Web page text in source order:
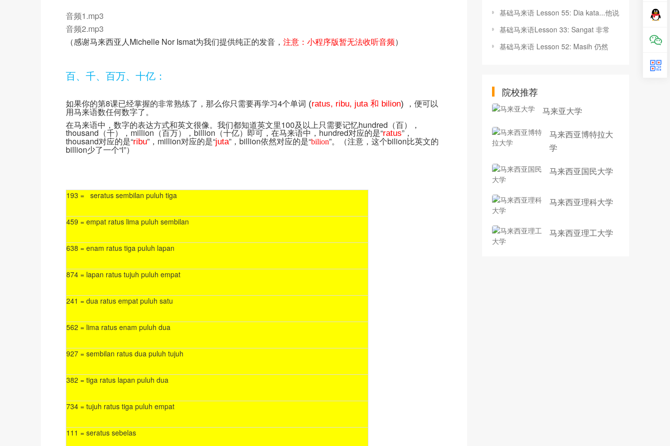
音频1.mp3
音频2.mp3
（感谢马来西亚人Michelle Nor Ismat为我们提供纯正的发音， 注意：小程序版暂无法收听音频）
百、千、百万、十亿：
如果你的第8课已经掌握的非常熟练了，那么你只需要再学习4个单词 (ratus, ribu, juta 和 bilion) ，便可以
用马来语数任何数字了。
在马来语中，数字的表达方式和英文很像。我们都知道英文里100及以上只需要记忆hundred（百），
thousand（千），million（百万），billion（十亿）即可，在马来语中，hundred对应的是“ratus”，
thousand对应的是“ribu”，million对应的是“juta”，billion依然对应的是“bilion”。（注意，这个bilion比英文的
billion少了一个“l”）
193 = seratus sembilan puluh tiga
459 = empat ratus lima puluh sembilan
638 = enam ratus tiga puluh lapan
874 = lapan ratus tujuh puluh empat
241 = dua ratus empat puluh satu
562 = lima ratus enam puluh dua
927 = sembilan ratus dua puluh tujuh
382 = tiga ratus lapan puluh dua
734 = tujuh ratus tiga puluh empat
111 = seratus sebelas
基础马来语 Lesson 55: Dia kata...他说
基础马来语Lesson 33: Sangat 非常
基础马来语 Lesson 52: Masih 仍然
院校推荐
马来亚大学
马来西亚博特拉大
学
马来西亚国民大学
马来西亚理科大学
马来西亚理工大学